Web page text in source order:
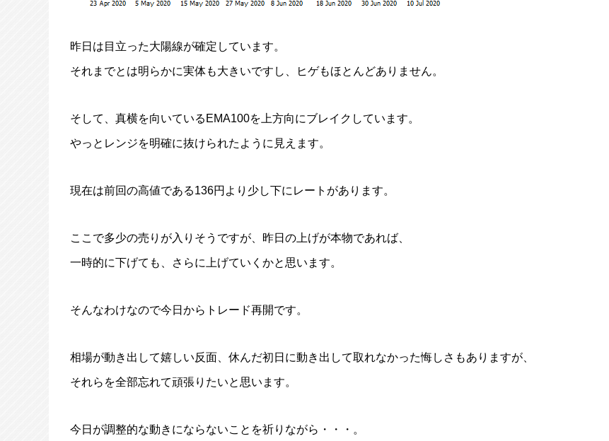
昨日は目立った大陽線が確定しています。
それまでとは明らかに実体も大きいですし、ヒゲもほとんどありません。
そして、真横を向いているEMA100を上方向にブレイクしています。
やっとレンジを明確に抜けられたように見えます。
現在は前回の高値である136円より少し下にレートがあります。
ここで多少の売りが入りそうですが、昨日の上げが本物であれば、
一時的に下げても、さらに上げていくかと思います。
そんなわけなので今日からトレード再開です。
相場が動き出して嬉しい反面、休んだ初日に動き出して取れなかった悔しさもありますが、
それらを全部忘れて頑張りたいと思います。
今日が調整的な動きにならないことを祈りながら・・・。